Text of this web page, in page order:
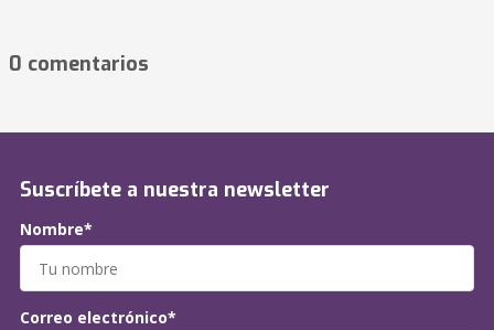
0 comentarios
Suscríbete a nuestra newsletter
Nombre*
Correo electrónico*